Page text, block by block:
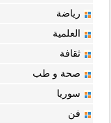
رياضة
العلمية
ثقافة
صحة و طب
سوريا
فن